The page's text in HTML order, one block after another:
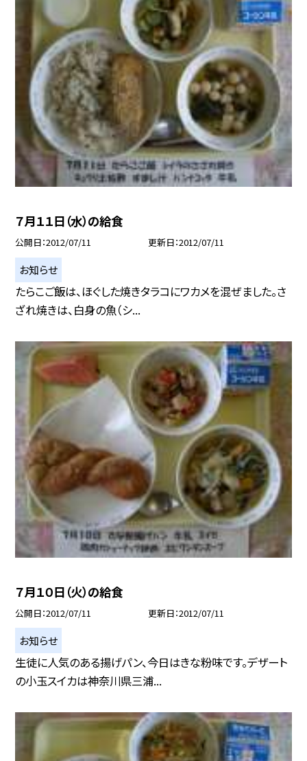
７月１１日（水）の給食
公開日 2012/07/11 更新日 2012/07/11
お知らせ
たらこご飯は、ほぐした焼きタラコにワカメを混ぜました。さ
ざれ焼きは、白身の魚（シ...
７月１０日（火）の給食
公開日 2012/07/11 更新日 2012/07/11
お知らせ
生徒に人気のある揚げパン、今日はきな粉味です。デザート
の小玉スイカは神奈川県三浦...